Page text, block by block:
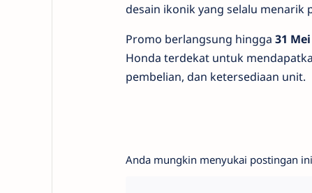
desain ikonik yang selalu menarik
Promo berlangsung hingga 31
Honda terdekat untuk
pembelian, dan ketersediaan unit.
Anda mungkin menyukai postingan ini